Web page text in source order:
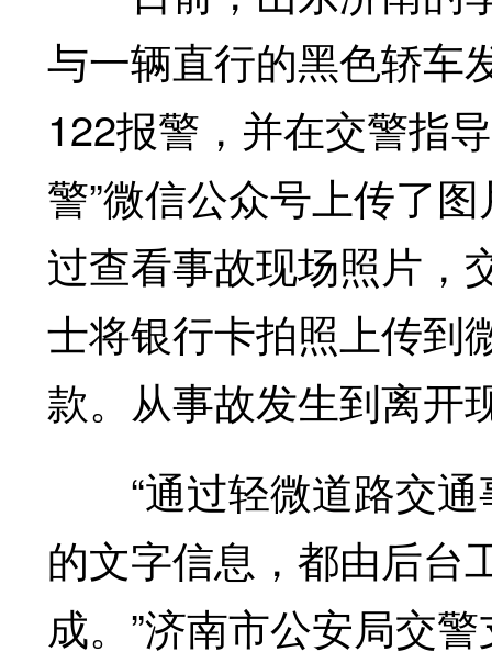
与一辆直行的黑色轿车
122报警，并在交警指
警”微信公众号上传了
过查看事故现场照片，
士将银行卡拍照上传到
款。从事故发生到离开
“通过轻微道路交通
的文字信息，都由后台
成。”济南市公安局交